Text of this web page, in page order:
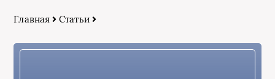
Главная Статьи